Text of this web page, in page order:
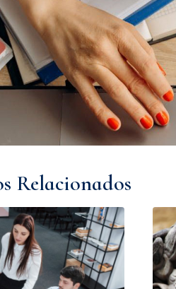
Relacionados